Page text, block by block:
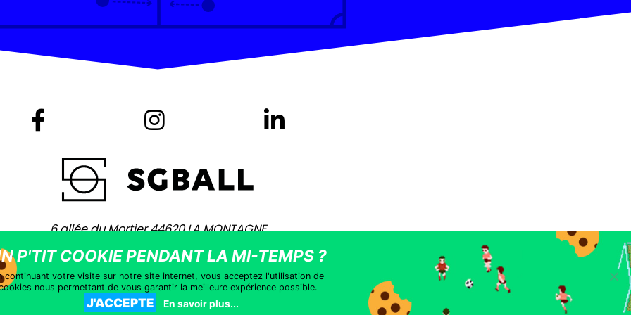
6 allée du Mortier 44620 LA MONTAGNE
+ 33 (0)2 40 75 80 80 -contact@sgball.com
© 2021 – Site coaché parVingt Mille Lieues–Mentions légales
continuant votre visite sur notre site internet, vous acceptez l'utilisation de
nous permettant de vous garantir la meilleure expérience possible.
J'ACCEPTE En savoir plus...